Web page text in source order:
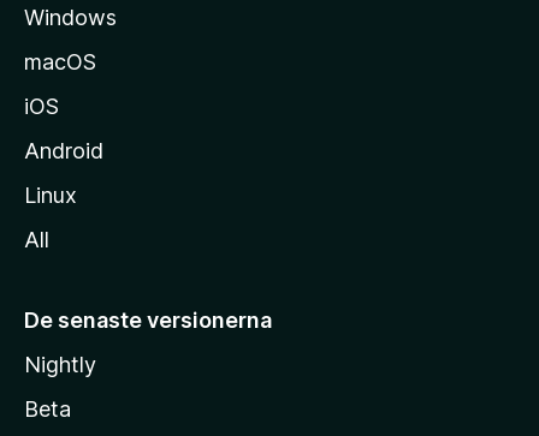
Windows
macOS
iOS
Android
Linux
All
De senaste versionerna
Nightly
Beta